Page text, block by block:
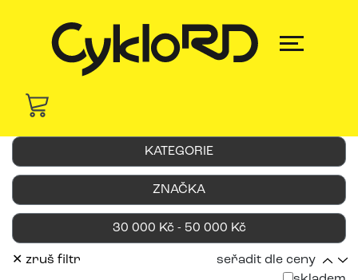
KATEGORIE
ZNAČKA
30 000 Kč - 50 000 Kč
✕ zruš filtr
seřadit dle ceny